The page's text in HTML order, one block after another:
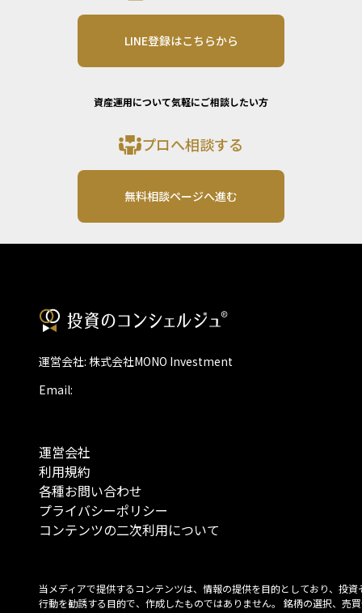
LINE登録はこちらから
資産運用について気軽にご相談したい方
プロへ相談する
無料相談ページへ進む
運営会社: 株式会社MONO Investment
Email:
運営会社
利用規約
各種お問い合わせ
プライバシーポリシー
コンテンツの二次利用について
当メディアで提供するコンテンツは、情報の提供を目的としており、投資
行動を勧誘する目的で、作成したものではありません。 銘柄の選択、売